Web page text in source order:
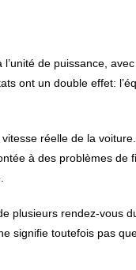
de puissance,
ont un double effet:
réelle de la
à des problèmes de
plusieurs rendez-vous
signifie toutefois pas